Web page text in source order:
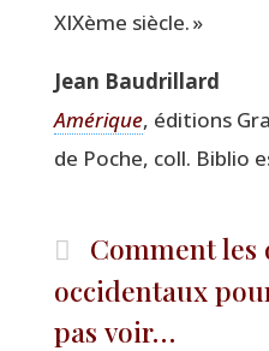
XIXème siècle. »
Jean Bau­drillard
Amé­rique, édi­tions
de Poche, coll. Biblio
Comment
occidentaux
pas voir…